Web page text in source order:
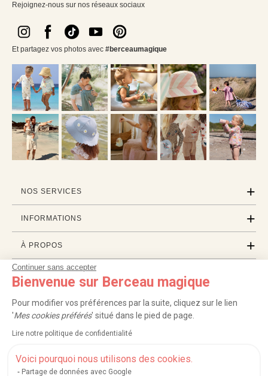
Continuer sans accepter
Bienvenue sur Berceau magique
Pour modifier vos préférences par la suite, cliquez sur le lien
'Mes cookies préférés' situé dans le pied de page.
Lire notre politique de confidentialité
Voici pourquoi nous utilisons des cookies.
Partage de données avec Google
Rejoignez-nous sur nos réseaux sociaux
Et partagez vos photos avec #berceaumagique
NOS SERVICES
INFORMATIONS
À PROPOS
PROFESSIONNELS
LISTES CADEAUX
Service après-vente| FAQ |Rappels de produits|Protection des données
Mentions légales et crédits Conditions générales de ventes